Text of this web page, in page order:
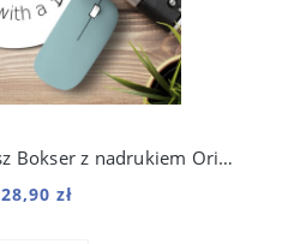
Podkładka pod mysz Bokser z nadrukiem Origami
28,90 zł